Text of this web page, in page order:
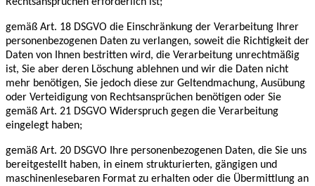
gemäß Art. 18 DSGVO die Einschränkung der Verarbeitung Ihrer
personenbezogenen Daten zu verlangen, soweit die Richtigkeit der
Daten von Ihnen bestritten wird, die Verarbeitung unrechtmäßig
ist, Sie aber deren Löschung ablehnen und wir die Daten nicht
mehr benötigen, Sie jedoch diese zur Geltendmachung, Ausübung
oder Verteidigung von Rechtsansprüchen benötigen oder Sie
gemäß Art. 21 DSGVO Widerspruch gegen die Verarbeitung
eingelegt haben;
gemäß Art. 20 DSGVO Ihre personenbezogenen Daten, die Sie uns
bereitgestellt haben, in einem strukturierten, gängigen und
maschinenlesebaren Format zu erhalten oder die Übermittlung an